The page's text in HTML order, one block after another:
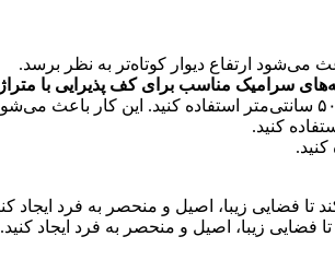
کنید.
زیبا، اصیل و منحصر به فرد ایجاد کنید.